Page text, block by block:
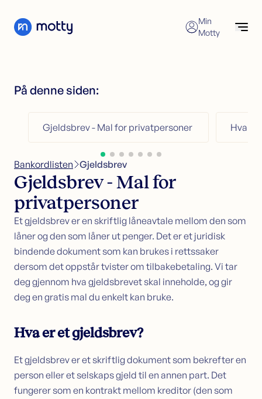
Min
Motty
Refinansiering
Kredittkort
Kundeservice
Søk forbrukslån
Forbrukslånskalkulator
Refinansiering
Refinansiering uten sikkerhet
Refinansiering med sikkerhet
Økonomisk hjelp
Kredittkort
Søk kredittkort
Kredittkortkalkulator
Sikkerhet i bolig
Søk lån med sikkerhet i bolig
Samle dyre lån i boligen
Boliglånskalkulator
Kundeservice
Kontakt oss
Guider
Bankordlisten>Gjeldsbrev
Gjeldsbrev - Mal for
privatpersoner
Et gjeldsbrev er en skriftlig låneavtale mellom den som
låner og den som låner ut penger. Det er et juridisk
bindende dokument som kan brukes i rettssaker
dersom det oppstår tvister om tilbakebetaling. Vi tar
deg gjennom hva gjeldsbrevet skal inneholde, og gir
deg en gratis mal du enkelt kan bruke.
Hva er et gjeldsbrev?
Et gjeldsbrev er et skriftlig dokument som bekrefter en
person eller et selskaps gjeld til en annen part. Det
fungerer som en kontrakt mellom kreditor (den som
På denne siden:
Gjeldsbrev - Mal for privatpersoner Hva er